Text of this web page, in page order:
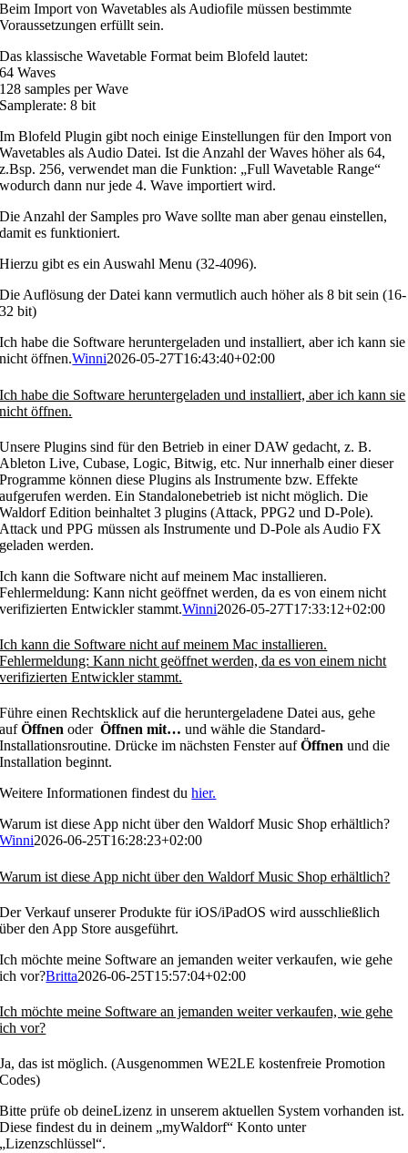
Beim Import von Wavetables als Audiofile müssen bestimmte
Voraussetzungen erfüllt sein.
Das klassische Wavetable Format beim Blofeld lautet:
64 Waves
128 samples per Wave
Samplerate: 8 bit
Im Blofeld Plugin gibt noch einige Einstellungen für den Import von
Wavetables als Audio Datei. Ist die Anzahl der Waves höher als 64,
z.Bsp. 256, verwendet man die Funktion: „Full Wavetable Range“
wodurch dann nur jede 4. Wave importiert wird.
Die Anzahl der Samples pro Wave sollte man aber genau einstellen,
damit es funktioniert.
Hierzu gibt es ein Auswahl Menu (32-4096).
Die Auflösung der Datei kann vermutlich auch höher als 8 bit sein (16-
32 bit)
Ich habe die Software heruntergeladen und installiert, aber ich kann sie
nicht öffnen.Winni2026-05-27T16:43:40+02:00
Ich habe die Software heruntergeladen und installiert, aber ich kann sie
nicht öffnen.
Unsere Plugins sind für den Betrieb in einer DAW gedacht, z. B.
Ableton Live, Cubase, Logic, Bitwig, etc. Nur innerhalb einer dieser
Programme können diese Plugins als Instrumente bzw. Effekte
aufgerufen werden. Ein Standalonebetrieb ist nicht möglich. Die
Waldorf Edition beinhaltet 3 plugins (Attack, PPG2 und D-Pole).
Attack und PPG müssen als Instrumente und D-Pole als Audio FX
geladen werden.
Ich kann die Software nicht auf meinem Mac installieren.
Fehlermeldung: Kann nicht geöffnet werden, da es von einem nicht
verifizierten Entwickler stammt.Winni2026-05-27T17:33:12+02:00
Ich kann die Software nicht auf meinem Mac installieren.
Fehlermeldung: Kann nicht geöffnet werden, da es von einem nicht
verifizierten Entwickler stammt.
Führe einen Rechtsklick auf die heruntergeladene Datei aus, gehe
aufÖffnen oderÖffnen mit…und wähle die Standard-
Installationsroutine. Drücke im nächsten Fenster aufÖffnen und die
Installation beginnt.
Weitere Informationen findest duhier.
Warum ist diese App nicht über den Waldorf Music Shop erhältlich?
Winni2026-06-25T16:28:23+02:00
Warum ist diese App nicht über den Waldorf Music Shop erhältlich?
Der Verkauf unserer Produkte für iOS/iPadOS wird ausschließlich
über den App Store ausgeführt.
Ich möchte meine Software an jemanden weiter verkaufen, wie gehe
ich vor?Britta2026-06-25T15:57:04+02:00
Ich möchte meine Software an jemanden weiter verkaufen, wie gehe
ich vor?
Ja, das ist möglich. (Ausgenommen WE2LE kostenfreie Promotion
Codes)
Bitte prüfe ob deineLizenz in unserem aktuellen System vorhanden ist.
Diese findest du in deinem „myWaldorf“ Konto unter
„Lizenzschlüssel“.